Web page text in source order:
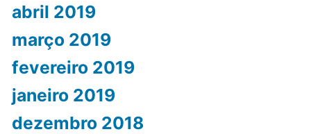
abril 2019
março 2019
fevereiro 2019
janeiro 2019
dezembro 2018